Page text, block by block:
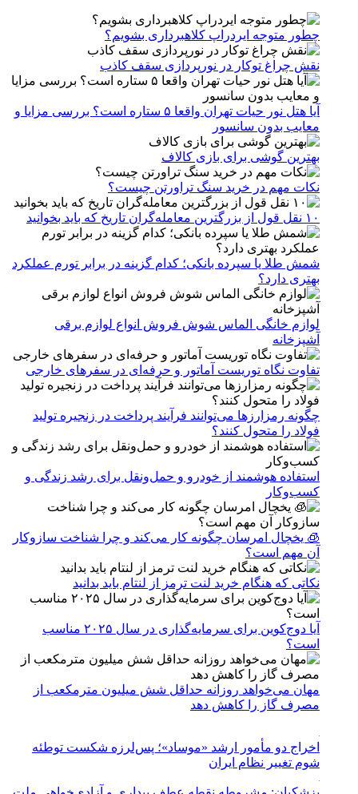
چطور متوجه ایردراپ کلاهبرداری بشویم؟
نقش چراغ توکار در نورپردازی سقف کاذب
آیا هتل نور حیات تهران واقعا ۵ ستاره است؟ بررسی مزایا و
معایب بدون سانسور
بهترین گوشی برای بازی کالاف
نکات مهم در خرید سنگ تراورتن چیست؟
۱۰ نقل قول از بزرگترین معامله‌گران تاریخ که باید بخوانید
شمش طلا یا سپرده بانکی؛ کدام گزینه در برابر تورم عملکرد
بهتری دارد؟
لوازم خانگی الماس شوش فروش انواع لوازم برقی
آشپزخانه
تفاوت نگاه توریست آماتور و حرفه‌ای در سفرهای خارجی
چگونه رمزارزها می‌توانند فرآیند پرداخت در زنجیره تولید
فولاد را متحول کنند؟
استفاده هوشمند از خودرو و حمل‌ونقل برای رشد زندگی و
کسب‌وکار
🧊 یخچال امرسان چگونه کار می‌کند و چرا شناخت سازوکار
آن مهم است؟
نکاتی که هنگام خرید لنت ترمز از لنتام باید بدانید
آیا دوج‌کوین برای سرمایه‌گذاری در سال ۲۰۲۵ مناسب
است؟
مهان می‌خواهد روزانه حداقل شش میلیون مترمکعب از
مصرف گاز را کاهش دهد
اخراج دو مأمور ارشد «موساد»؛ پس‌لرزه شکست توطئه
شوم تغییر نظام ایران